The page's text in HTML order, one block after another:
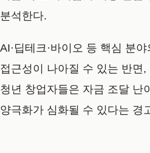
분석한다.
AI·딥테크·바이오 등 핵심 분
접근성이 나아질 수 있는 반면
청년 창업자들은 자금 조달 난
양극화가 심화될 수 있다는 경